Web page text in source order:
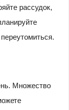
рассудок,
Множество